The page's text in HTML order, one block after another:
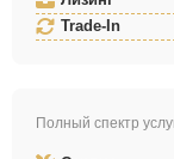
Trade-In
Полный спектр